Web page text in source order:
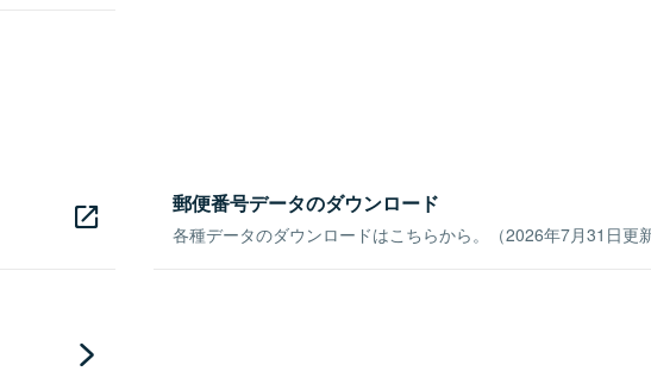
郵便番号データのダウンロード
各種データのダウンロードはこちらから。（2026年7月31日更新